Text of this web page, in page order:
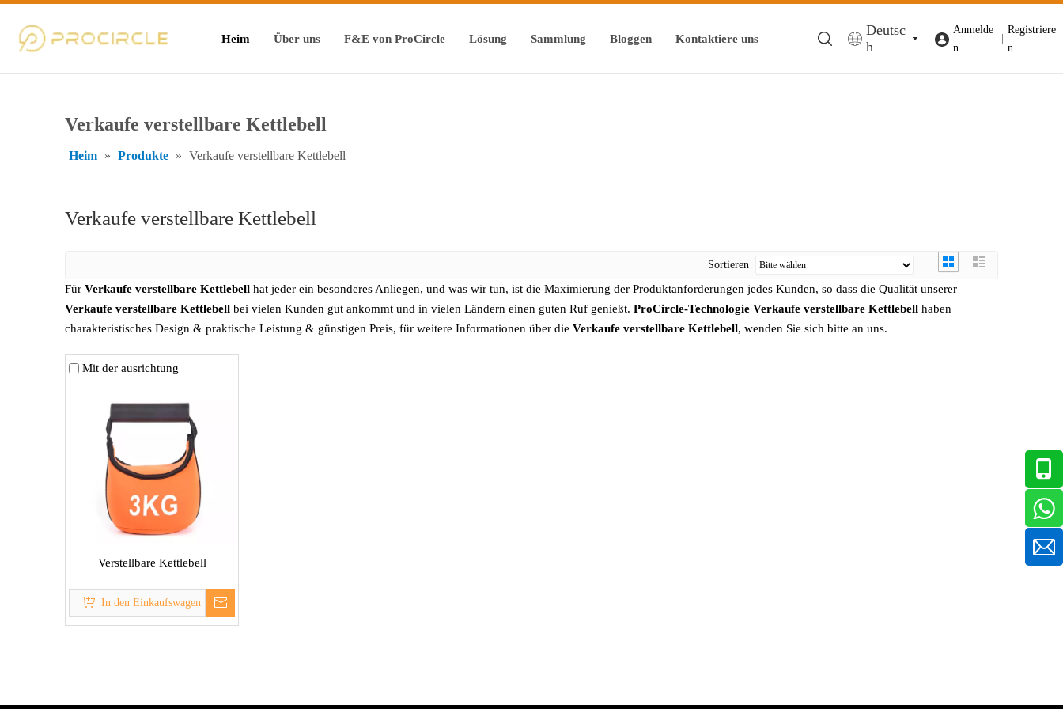
Heim Über uns F&E von ProCircle Lösung Sammlung Bloggen Kontaktiere uns
Deutsc
h
Anmelde
n
Registriere
n
Verkaufe verstellbare Kettlebell
Heim » Produkte » Verkaufe verstellbare Kettlebell
Verkaufe verstellbare Kettlebell
Sortieren
Für Verkaufe verstellbare Kettlebell hat jeder ein besonderes Anliegen, und was wir tun, ist die Maximierung der Produktanforderungen jedes Kunden, so dass die Qualität unserer
Verkaufe verstellbare Kettlebell bei vielen Kunden gut ankommt und in vielen Ländern einen guten Ruf genießt. ProCircle-Technologie Verkaufe verstellbare Kettlebell haben
charakteristisches Design & praktische Leistung & günstigen Preis, für weitere Informationen über die Verkaufe verstellbare Kettlebell, wenden Sie sich bitte an uns.
Mit der ausrichtung
Verstellbare Kettlebell
In den Einkaufswagen